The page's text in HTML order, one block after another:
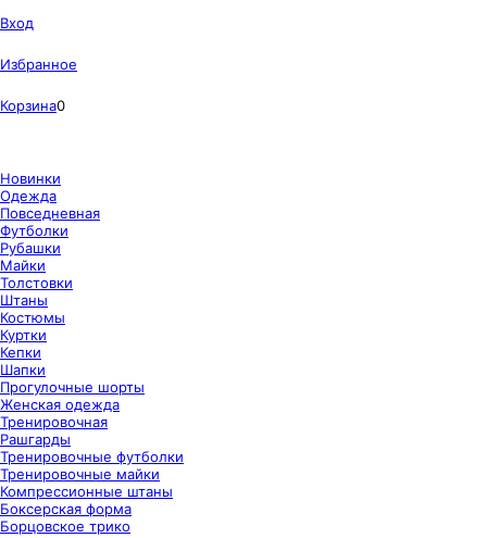
Вход
Избранное
Корзина0
Новинки
Одежда
Повседневная
Футболки
Рубашки
Майки
Толстовки
Штаны
Костюмы
Куртки
Кепки
Шапки
Прогулочные шорты
Женская одежда
Тренировочная
Рашгарды
Тренировочные футболки
Тренировочные майки
Компрессионные штаны
Боксерская форма
Борцовское трико